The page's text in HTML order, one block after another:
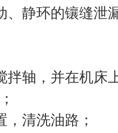
、静环的镶缝泄
拌轴，并在机床
清洗油路；